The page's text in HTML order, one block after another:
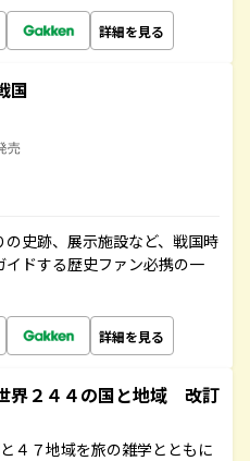
詳細を見る
国
売
史跡、展示施設など、戦国時
ドする歴史ファン必携の一
詳細を見る
２４４の国と地域 改訂
４７地域を旅の雑学とともに